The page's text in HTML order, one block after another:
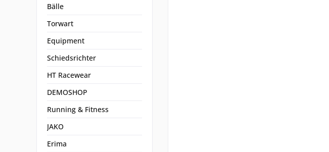
Bälle
Torwart
Equipment
Schiedsrichter
HT Racewear
DEMOSHOP
Running & Fitness
JAKO
Erima